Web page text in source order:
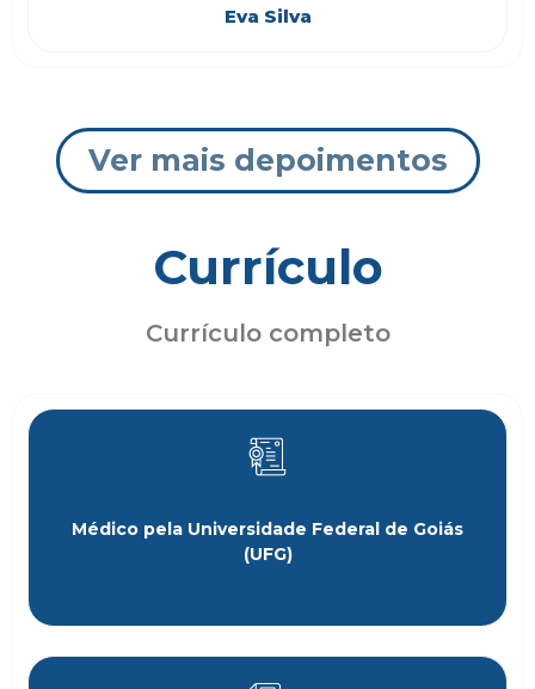
Eva Silva
Ver mais depoimentos
Currículo
Currículo completo
Médico pela Universidade Federal de Goiás
(UFG)